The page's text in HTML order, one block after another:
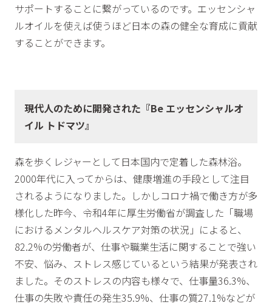
サポートすることに繋がっているのです。エッセンシャ
ルオイルを使えば使うほど日本の森の健全な育成に貢献
することができます。
現代人のために開発された『Be エッセンシャルオ
イル トドマツ』
森を歩くレジャーとして日本国内で定着した森林浴。
2000年代に入ってからは、健康増進の手段として注目
されるようになりました。しかしコロナ禍で働き方が多
様化した昨今、令和4年に厚生労働省が調査した「職場
におけるメンタルヘルスケア対策の状況」によると、
82.2%の労働者が、仕事や職業生活に関することで強い
不安、悩み、ストレス感じているという結果が発表され
ました。そのストレスの内容も様々で、仕事量36.3%、
仕事の失敗や責任の発生35.9%、仕事の質27.1%などが